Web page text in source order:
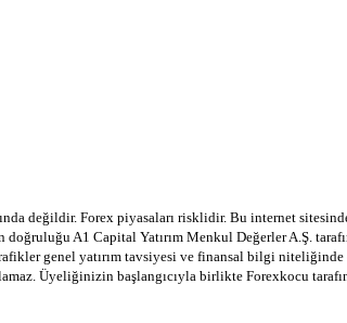
değildir. Forex piyasaları risklidir. Bu internet
A1 Capital Yatırım Menkul Değerler A.Ş.
genel yatırım tavsiyesi ve finansal bilgi
Üyeliğinizin başlangıcıyla birlikte Forexkocu